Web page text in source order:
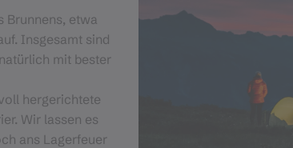
Brunnens, etwa
Insgesamt sind
mit bester
hergerichtete
Wir lassen es
ans Lagerfeuer